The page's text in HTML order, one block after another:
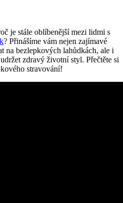
je stále oblíbenější mezi lidmi s
? Přinášíme vám nejen zajímavé
na bezlepkových lahůdkách, ale i
zdravý životní styl. Přečtěte si
stravování!